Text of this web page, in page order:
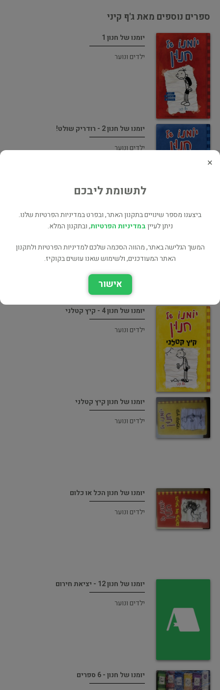
ספרים נוספים מאת ג'ף קיני
יומנו של חנון 1
ילדים ונוער
יומנו של חנון 2 - רודריק שולט!
ילדים ונוער
יומנו של חנון 3 - הקש האחרון
יומנו של חנון 4 - קיץ קטלני
ילדים ונוער
יומנו של חנון קיץ קטלני
ילדים ונוער
יומנו של חנון הכל או כלום
ילדים ונוער
יומנו של חנון 12 - יציאת חירום
ילדים ונוער
יומנו של חנון - 6 ספרים
×
לתשומת ליבכם
ביצענו מספר שינויים בתקנון האתר, ובפרט במדיניות הפרטיות שלנו.
ניתן לעייןבמדיניות הפרטיות, ובתקנון המלא.
המשך הגלישה באתר, מהווה הסכמה שלכם למדיניות הפרטיות ולתקנון
האתר המעודכנים, ולשימוש שאנו עושים בקוקיז.
אישור